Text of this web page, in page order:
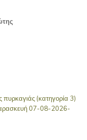
πυρκαγιάς (κατηγορία 3)
07-08-2026-